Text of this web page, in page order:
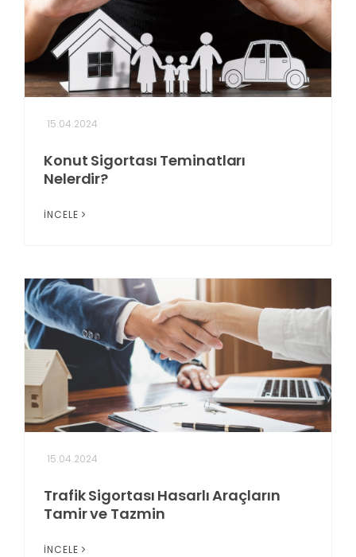
15.04.2024
Konut Sigortası Teminatları
Nelerdir?
İNCELE
15.04.2024
Trafik Sigortası Hasarlı Araçların
Tamir ve Tazmin
İNCELE